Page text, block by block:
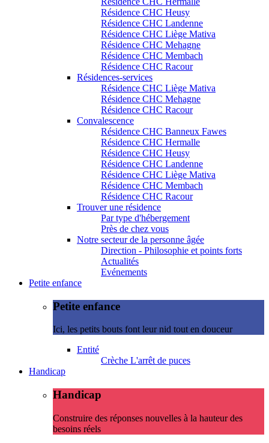
Résidence CHC Heusy
Résidence CHC Landenne
Résidence CHC Liège Mativa
Résidence CHC Mehagne
Résidence CHC Membach
Résidence CHC Racour
Résidences-services
Résidence CHC Liège Mativa
Résidence CHC Mehagne
Résidence CHC Racour
Convalescence
Résidence CHC Banneux Fawes
Résidence CHC Hermalle
Résidence CHC Heusy
Résidence CHC Landenne
Résidence CHC Liège Mativa
Résidence CHC Membach
Résidence CHC Racour
Trouver une résidence
Par type d'hébergement
Près de chez vous
Notre secteur de la personne âgée
Direction - Philosophie et points forts
Actualités
Evénements
Petite enfance
Petite enfance
Ici, les petits bouts font leur nid tout en douceur
Entité
Crèche L'arrêt de puces
Handicap
Handicap
Construire des réponses nouvelles à la hauteur des
besoins réels